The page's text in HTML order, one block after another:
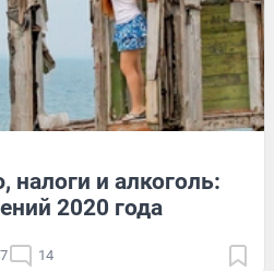
налоги и алкоголь:
2020 года
14